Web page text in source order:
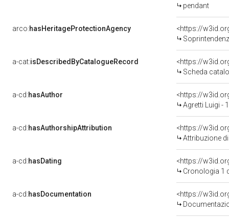
pendant
arco:hasHeritageProtectionAgency
<https://
Soprintendenza
a-cat:isDescribedByCatalogueRecord
<https://
Scheda
a-cd:hasAuthor
<https://
Agretti Luigi -
a-cd:hasAuthorshipAttribution
<https://
Attribuzione
a-cd:hasDating
<https://
Cronologia 1
a-cd:hasDocumentation